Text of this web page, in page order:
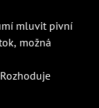
mluvit pivní
možná